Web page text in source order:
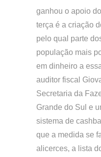
ganhou o apoio
terça é a criação
pelo qual parte
população mais
em dinheiro a
auditor fiscal
Secretaria da
Grande do Sul e
sistema de
que a medida se
alicerces, a lista